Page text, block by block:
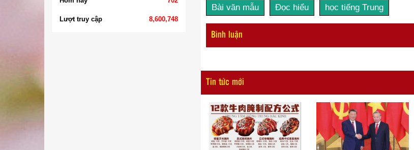
Lượt truy cập 8,600,748
Bài văn mẫu Đọc hiểu học tiếng Trung
Bình luận
Tin tức mới